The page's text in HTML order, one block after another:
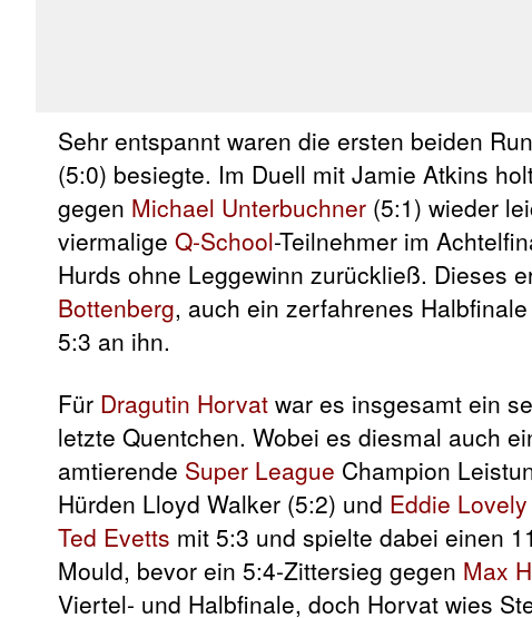
Sehr entspannt waren die ersten beiden
(5:0) besiegte. Im Duell mit Jamie Atkins
gegen Michael Unterbuchner (5:1) wieder
viermalige Q-School-Teilnehmer im
Hurds ohne Leggewinn zurückließ. Dieses
Bottenberg, auch ein zerfahrenes
5:3 an ihn.
Für Dragutin Horvat war es insgesamt ein
letzte Quentchen. Wobei es diesmal auch
amtierende Super League Champion
Hürden Lloyd Walker (5:2) und Eddie Lovely
Ted Evetts mit 5:3 und spielte dabei einen
Mould, bevor ein 5:4-Zittersieg gegen Max
Viertel- und Halbfinale, doch Horvat wies